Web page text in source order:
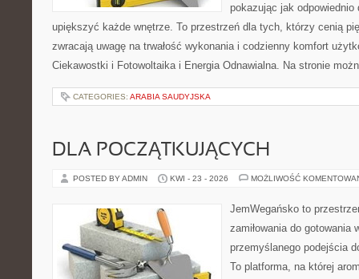
pokazując jak odpowiednio
upiększyć każde wnętrze. To przestrzeń dla tych, którzy cenią
zwracają uwagę na trwałość wykonania i codzienny komfort
Ciekawostki i Fotowoltaika i Energia Odnawialna. Na stronie
CATEGORIES: ARABIA SAUDYJSKA
DLA POCZĄTKUJĄCYCH
POSTED BY ADMIN KWI - 23 - 2026 MOŻLIWOŚĆ
JemWegańsko to
zamiłowania do gotowania
przemyślanego podejścia
To platforma, na której